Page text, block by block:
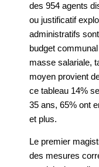
des 954 agents
ou justificatif
administratifs
budget
masse salariale,
moyen provient
ce tableau 14%
35 ans, 65% ont
et plus.
Le premier
des mesures